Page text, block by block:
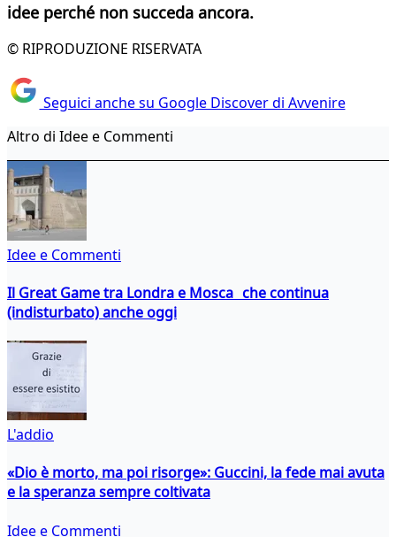
idee perché non succeda ancora.
© RIPRODUZIONE RISERVATA
Seguici anche su Google Discover di Avvenire
Altro di Idee e Commenti
Idee e Commenti
Il Great Game tra Londra e Mosca che continua
(indisturbato) anche oggi
L'addio
«Dio è morto, ma poi risorge»: Guccini, la fede mai avuta
e la speranza sempre coltivata
Idee e Commenti